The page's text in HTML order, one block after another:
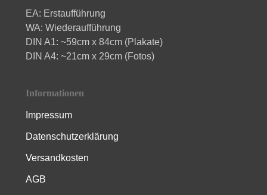
EA: Erstaufführung
WA: Wiederaufführung
DIN A1: ~59cm x 84cm (Plakate)
DIN A4: ~21cm x 29cm (Fotos)
Informationen
Impressum
Datenschutzerklärung
Versandkosten
AGB